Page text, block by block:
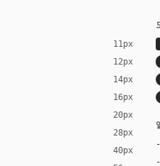
11px
12px
14px
16px
20px
28px
40px